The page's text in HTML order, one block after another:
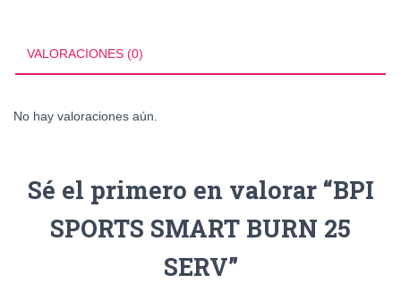
VALORACIONES (0)
No hay valoraciones aún.
Sé el primero en valorar “BPI
SPORTS SMART BURN 25
SERV”